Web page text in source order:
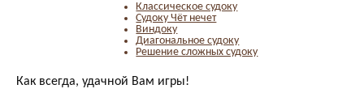
Классическое судоку
Судоку Чёт нечет
Виндоку
Диагональное судоку
Решение сложных судоку
Как всегда, удачной Вам игры!